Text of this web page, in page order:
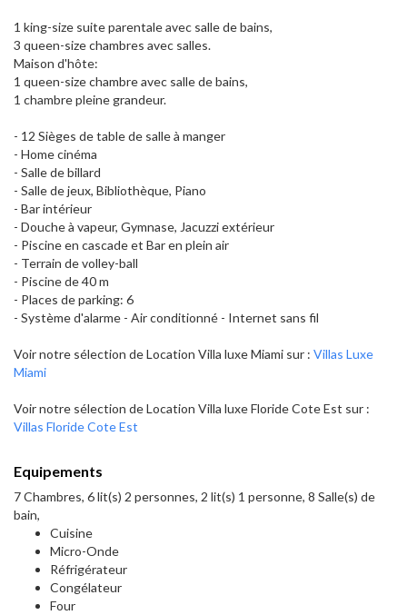
1 king-size suite parentale avec salle de bains,
3 queen-size chambres avec salles.
Maison d'hôte:
1 queen-size chambre avec salle de bains,
1 chambre pleine grandeur.
- 12 Sièges de table de salle à manger
- Home cinéma
- Salle de billard
- Salle de jeux, Bibliothèque, Piano
- Bar intérieur
- Douche à vapeur, Gymnase, Jacuzzi extérieur
- Piscine en cascade et Bar en plein air
- Terrain de volley-ball
- Piscine de 40 m
- Places de parking: 6
- Système d'alarme - Air conditionné - Internet sans fil
Voir notre sélection de Location Villa luxe Miami sur : Villas Luxe
Miami
Voir notre sélection de Location Villa luxe Floride Cote Est sur :
Villas Floride Cote Est
Equipements
7 Chambres, 6 lit(s) 2 personnes, 2 lit(s) 1 personne, 8 Salle(s) de
bain,
Cuisine
Micro-Onde
Réfrigérateur
Congélateur
Four